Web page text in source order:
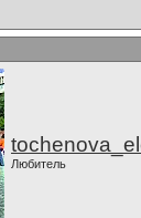
Любитель